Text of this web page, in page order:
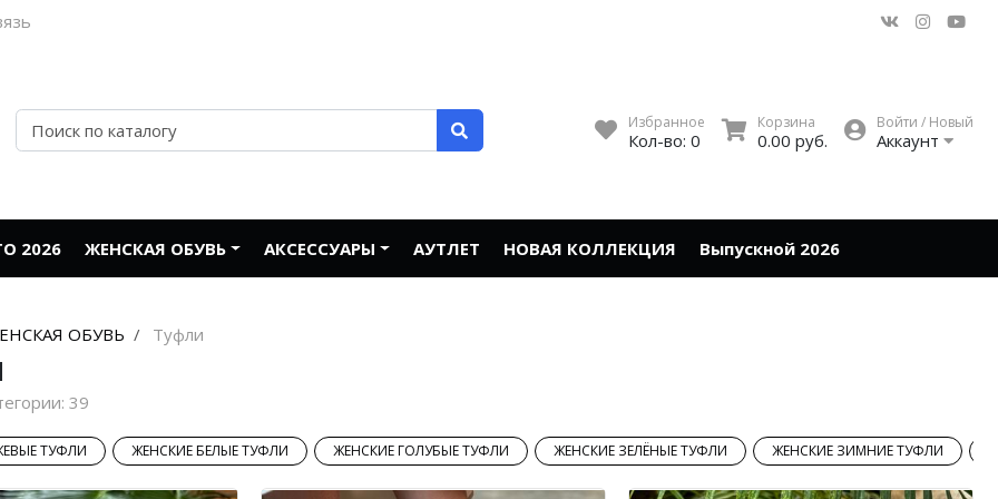
Избранное
Кол-во: 0
Корзина
0.00 руб.
Войти / Новый
Аккаунт
2026 ЖЕНСКАЯ ОБУВЬ АКСЕССУАРЫ АУТЛЕТ НОВАЯ КОЛЛЕКЦИЯ Выпускной 2026
ОБУВЬ Туфли
39
ТУФЛИ ЖЕНСКИЕ БЕЛЫЕ ТУФЛИ ЖЕНСКИЕ ГОЛУБЫЕ ТУФЛИ ЖЕНСКИЕ ЗЕЛЁНЫЕ ТУФЛИ ЖЕНСКИЕ ЗИМНИЕ ТУФЛИ